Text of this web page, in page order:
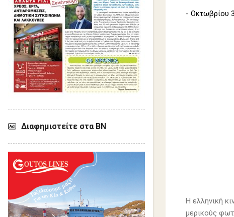
- Οκτωβρίου
Η ελληνική
μερικούς
Διαφημιστείτε στα ΒΝ